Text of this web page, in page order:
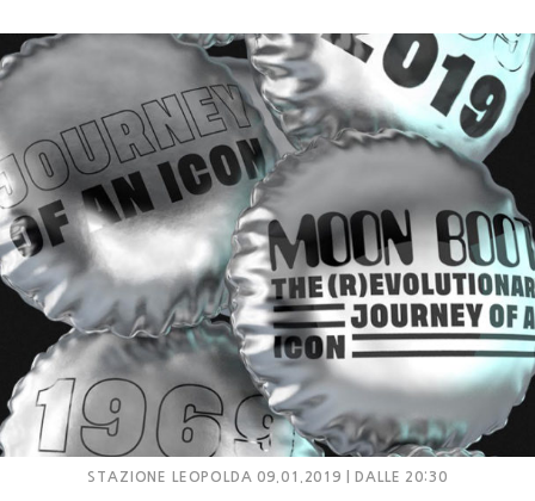
STAZIONE LEOPOLDA09.01.2019 | DALLE 20:30